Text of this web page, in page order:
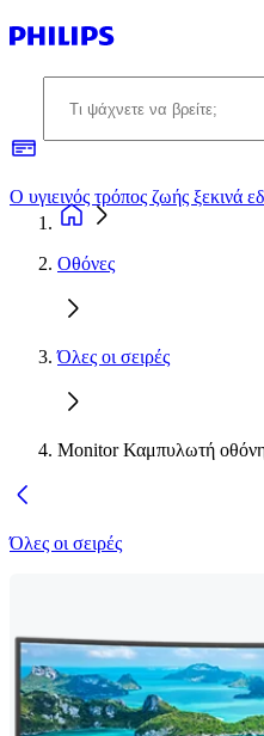
Οθόνες
Όλες οι σειρές
Monitor Καμπυλωτή
Όλες οι σειρές